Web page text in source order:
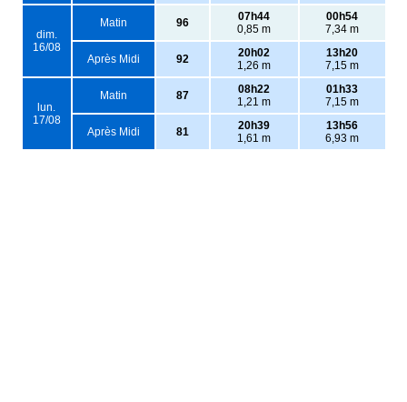
dim.
16/08
Matin 96
07h44
0,85 m
00h54
7,34 m
Après Midi 92
20h02
1,26 m
13h20
7,15 m
lun.
17/08
Matin 87
08h22
1,21 m
01h33
7,15 m
Après Midi 81
20h39
1,61 m
13h56
6,93 m